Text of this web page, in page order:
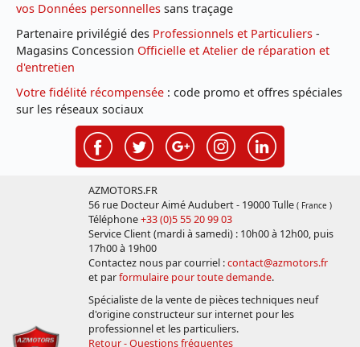
vos Données personnelles sans traçage
Partenaire privilégié des Professionnels et Particuliers -
Magasins Concession Officielle et Atelier de réparation et
d'entretien
Votre fidélité récompensée : code promo et offres spéciales
sur les réseaux sociaux
AZMOTORS.FR
56 rue Docteur Aimé Audubert - 19000 Tulle ( France )
Téléphone+33 (0)5 55 20 99 03
Service Client (mardi à samedi) : 10h00 à 12h00, puis
17h00 à 19h00
Contactez nous par courriel :contact@azmotors.fr
et parformulaire pour toute demande.
Spécialiste de la vente de pièces techniques neuf
d'origine constructeur sur internet pour les
professionnel et les particuliers.
Retour - Questions fréquentes